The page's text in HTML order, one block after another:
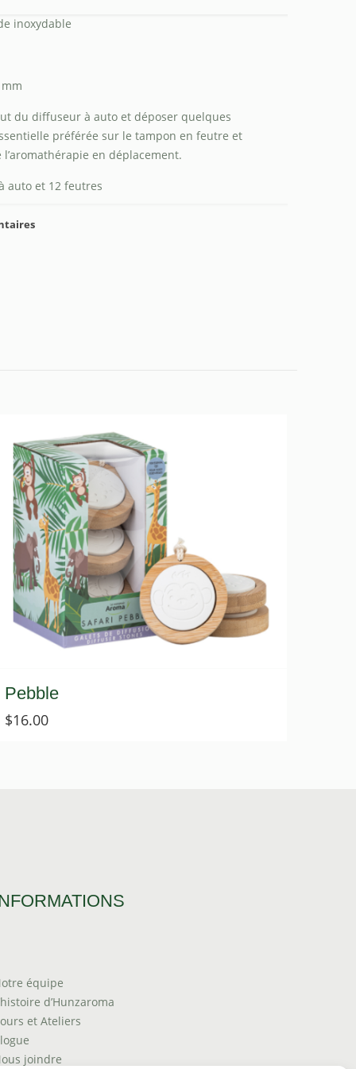
inoxydable
du diffuseur à auto et déposer quelques
préférée sur le tampon en feutre et
en déplacement.
auto et 12 feutres
Pebble
$16.00
équipe
d’Hunzaroma
et Ateliers
joindre